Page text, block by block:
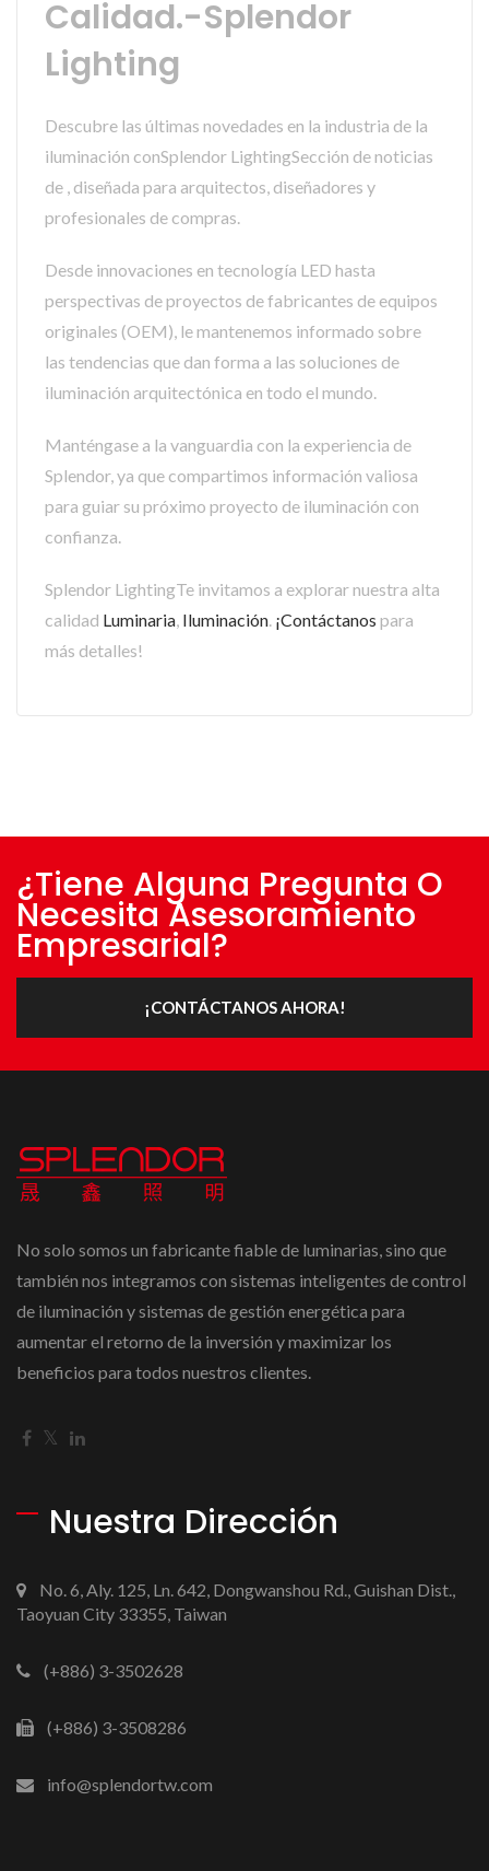
Calidad.-Splendor
Lighting
Descubre las últimas novedades en la industria de la
iluminación conSplendor LightingSección de noticias
de , diseñada para arquitectos, diseñadores y
profesionales de compras.
Desde innovaciones en tecnología LED hasta
perspectivas de proyectos de fabricantes de equipos
originales (OEM), le mantenemos informado sobre
las tendencias que dan forma a las soluciones de
iluminación arquitectónica en todo el mundo.
Manténgase a la vanguardia con la experiencia de
Splendor, ya que compartimos información valiosa
para guiar su próximo proyecto de iluminación con
confianza.
Splendor LightingTe invitamos a explorar nuestra alta
calidad Luminaria, Iluminación. ¡Contáctanos para
más detalles!
¿Tiene Alguna Pregunta O
Necesita Asesoramiento
Empresarial?
¡CONTÁCTANOS AHORA!
No solo somos un fabricante fiable de luminarias, sino que
también nos integramos con sistemas inteligentes de control
de iluminación y sistemas de gestión energética para
aumentar el retorno de la inversión y maximizar los
beneficios para todos nuestros clientes.
Nuestra Dirección
No. 6, Aly. 125, Ln. 642, Dongwanshou Rd., Guishan Dist.,
Taoyuan City 33355, Taiwan
(+886) 3-3502628
(+886) 3-3508286
info@splendortw.com